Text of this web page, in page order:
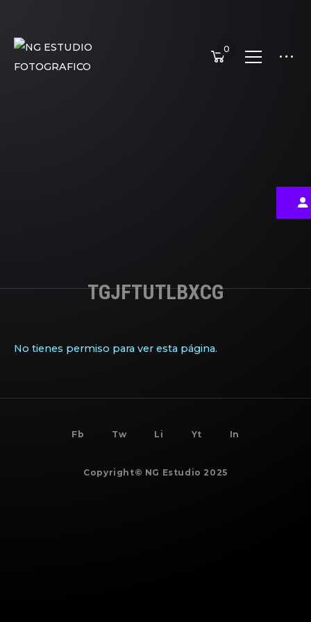
0
TGJFTUTLBXCG
No tienes permiso para ver esta página.
Fb Tw Li Yt In
Copyright© NG Estudio 2025